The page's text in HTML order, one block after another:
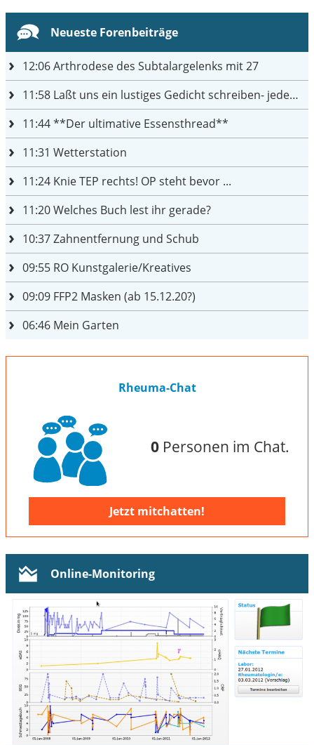
Neueste Forenbeiträge
12:06Arthrodese des Subtalargelenks mit 27
11:58 Laßt uns ein lustiges Gedicht schreiben- jeder einen Satz
11:44**Der ultimative Essensthread**
11:31 Wetterstation
11:24 Knie TEP rechts! OP steht bevor ...
11:20Welches Buch lest ihr gerade?
10:37Zahnentfernung und Schub
09:55 RO Kunstgalerie/Kreatives
09:09 FFP2 Masken (ab 15.12.20?)
06:46 Mein Garten
Rheuma-Chat
0Personen im Chat.
Jetzt mitchatten!
Online-Monitoring